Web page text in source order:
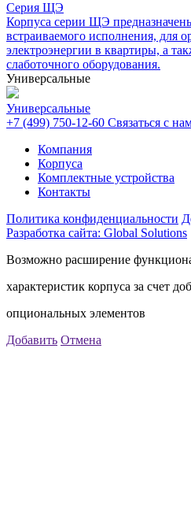
Серия ЩЭ
Корпуса серии ЩЭ
встраиваемого исполнения, для
электроэнергии в квартиры, а
слаботочного оборудования.
Универсальные
Универсальные
+7 (499) 750-12-60 Связаться с
Компания
Корпуса
Комплектные устройства
Контакты
Политика конфиденциальности
Разработка сайта: Global Solutions
Возможно расширение
характеристик корпуса за счет
опциональных элементов
Добавить Отмена